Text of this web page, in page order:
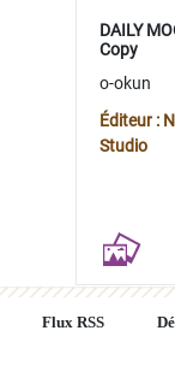
DAILY
Copy
o-okun
Éditeur :
Studio
Flux RSS